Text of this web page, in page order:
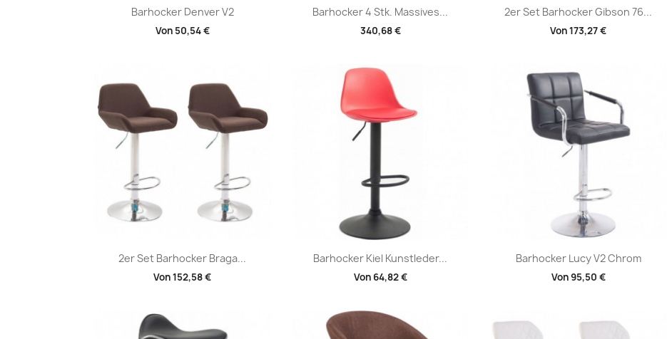
Barhocker Denver V2
Von 50,54 €
Vorschau Barhocker 4 Stk. Massives...
340,68 €
Vorschau 2er Set Barhocker Gibson 76...
Von173,27 €
Vorschau
2er Set Barhocker Braga...
Von152,58 €
Vorschau Barhocker Kiel Kunstleder...
Von 64,82 €
Vorschau Barhocker Lucy V2 Chrom
Von95,50 €
Vorschau